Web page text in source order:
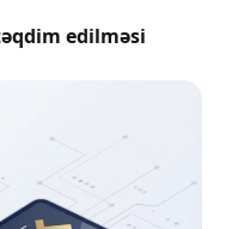
edilməsi